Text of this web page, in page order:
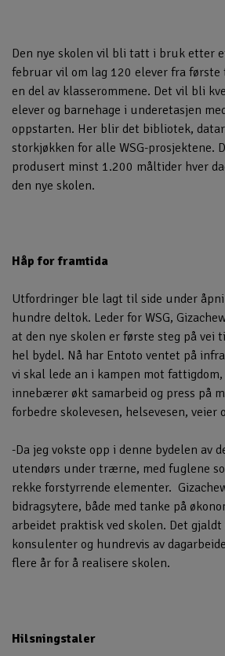
Den nye skolen vil bli tatt i bruk etter
februar vil om lag 120 elever fra
en del av klasserommene. Det vil bli
elever og barnehage i underetasjen
oppstarten. Her blir det bibliotek,
storkjøkken for alle WSG-prosjektene.
produsert minst 1.200 måltider hver
den nye skolen.
Håp for framtida
Utfordringer ble lagt til side under
hundre deltok. Leder for WSG,
at den nye skolen er første steg på vei
hel bydel. Nå har Entoto ventet på
vi skal lede an i kampen mot fattigdom,
innebærer økt samarbeid og press på
forbedre skolevesen, helsevesen,
-Da jeg vokste opp i denne bydelen av
utendørs under trærne, med fuglene
rekke forstyrrende elementer.
bidragsytere, både med tanke på
arbeidet praktisk ved skolen. Det
konsulenter og hundrevis av
flere år for å realisere skolen.
Hilsningstaler